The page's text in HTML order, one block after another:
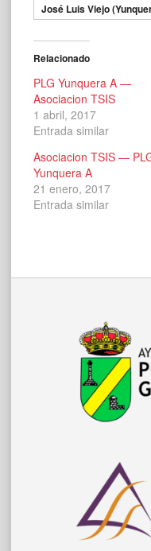
José Luis Viejo
Relacionado
PLG Yunquera A —
Asociacion TSIS
1 abril, 2017
Entrada similar
Asociacion TSIS —
Yunquera A
21 enero, 2017
Entrada similar